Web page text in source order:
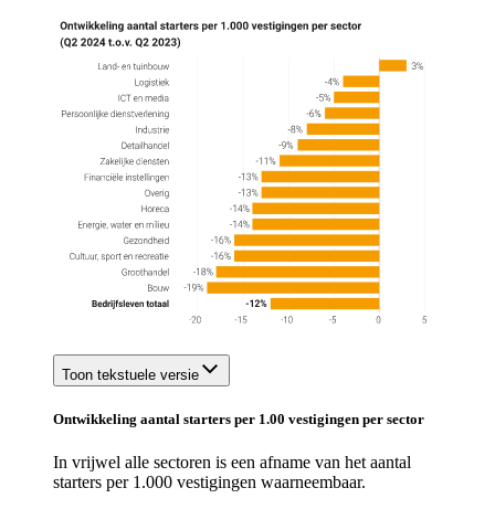
Toon tekstuele versie
Ontwikkeling aantal starters per 1.00 vestigingen per sector
In vrijwel alle sectoren is een afname van het aantal
starters per 1.000 vestigingen waarneembaar.